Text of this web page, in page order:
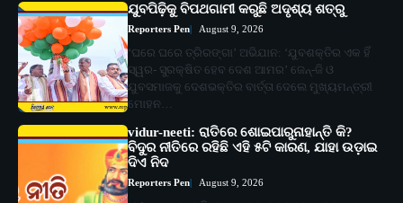
ଯୁବପିଢ଼ିକୁ ବିପଥଗାମୀ କରୁଛି ଅଦୃଶ୍ୟ ଶତ୍ରୁ
Reporters Pen August 9, 2026
‘ଘରେ ଘରେ ତ୍ରିରଙ୍ଗା’ ଅଭିଯାନ: ‘ଯୁବଶକ୍ତିର ଏକ ହିଁ
ସ୍ୱର- ସୁରକ୍ଷିତ ହେବ ଦେଶ ଆମର’ ଜେନ୍‌-ଜି ଓ
ଯୁବସମାଜକୁ ଦେଶଭକ୍ତିର ବାର୍ତ୍ତା ଦେଲେ ମୁଖ୍ୟମନ୍ତ୍ରୀ
ମୋହନ…
vidur-neeti: ରାତିରେ ଶୋଇପାରୁନାହାନ୍ତି କି?
ବିଦୁର ନୀତିରେ ରହିଛି ଏହି ୫ଟି କାରଣ, ଯାହା ଉଡ଼ାଇ
ଦିଏ ନିଦ
Reporters Pen August 9, 2026